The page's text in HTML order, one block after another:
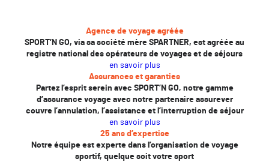
Agence de voyage agréée
SPORT’N GO, via sa société mère SPARTNER, est agréée au
registre national des opérateurs de voyages et de séjours
en savoir plus
Assurances et garanties
Partez l’esprit serein avec SPORT’N GO, notre gamme
d’assurance voyage avec notre partenaire assurever
couvre l’annulation, l’assistance et l’interruption de séjour
en savoir plus
25 ans d’expertise
Notre équipe est experte dans l’organisation de voyage
sportif, quelque soit votre sport